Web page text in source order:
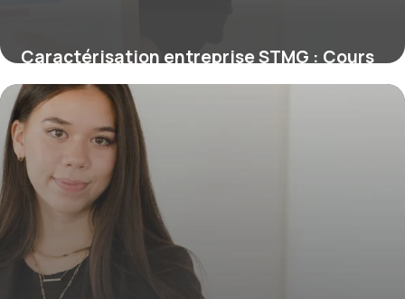
Caractérisation entreprise STMG : Cours
complet
28 mai 2026